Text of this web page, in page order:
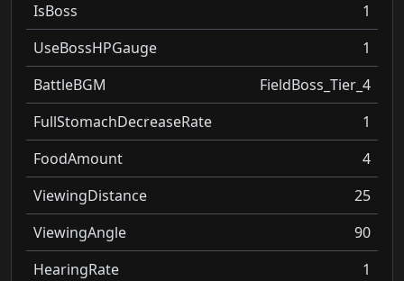
IsBoss
1
UseBossHPGauge
1
BattleBGM
FieldBoss_Tier_4
FullStomachDecreaseRate
1
FoodAmount
4
ViewingDistance
25
ViewingAngle
90
HearingRate
1